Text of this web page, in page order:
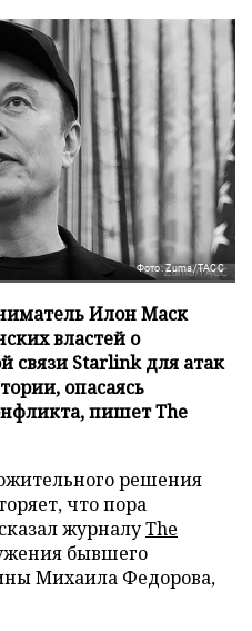
Фото: Zuma/ТАСС
Илон Маск
властей о
связи Starlink для атак
опасаясь
пишет The
решения
что пора
журналуThe
бывшего
Михаила Федорова,